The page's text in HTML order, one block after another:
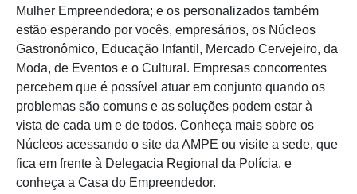
Mulher Empreendedora; e os personalizados também
estão esperando por vocês, empresários, os Núcleos
Gastronômico, Educação Infantil, Mercado Cervejeiro, da
Moda, de Eventos e o Cultural. Empresas concorrentes
percebem que é possível atuar em conjunto quando os
problemas são comuns e as soluções podem estar à
vista de cada um e de todos. Conheça mais sobre os
Núcleos acessando o site da AMPE ou visite a sede, que
fica em frente à Delegacia Regional da Polícia, e
conheça a Casa do Empreendedor.